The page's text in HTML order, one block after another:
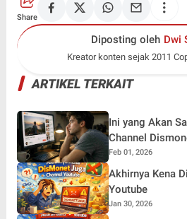
Share
Diposting oleh Dwi
Kreator konten sejak 2011
ARTIKEL TERKAIT
Ini yang Akan
Channel
Feb 01, 2026
Akhirnya Kena
Youtube
Jan 30, 2026